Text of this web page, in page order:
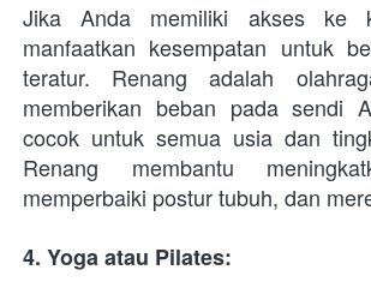
Jika Anda memiliki akses ke
manfaatkan kesempatan untuk
teratur. Renang adalah
memberikan beban pada sendi
cocok untuk semua usia dan
Renang membantu
memperbaiki postur tubuh, dan
4. Yoga atau Pilates: